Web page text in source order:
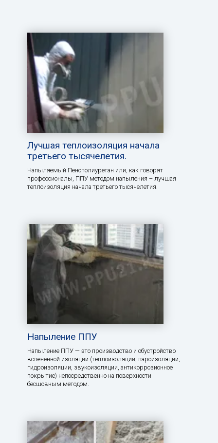
Лучшая теплоизоляция начала
третьего тысячелетия.
Напыляемый Пенополиуретан или, как говорят
профессионалы, ППУ методом напыления – лучшая
теплоизоляция начала третьего тысячелетия.
Напыление ППУ
Напыление ППУ — это производство и обустройство
вспененной изоляции (теплоизоляции, пароизоляции,
гидроизоляции, звукоизоляции, антикоррозионное
покрытие) непосредственно на поверхности
бесшовным методом.